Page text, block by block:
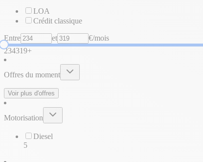
LOA
Crédit classique
Entre et
€/mois
234319+
Offres du moment
Voir plus d'offres
Motorisation
Diesel
5